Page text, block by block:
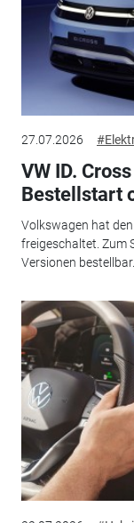
27.07.2026
VW ID.
Bestellstart
Volkswagen hat
freigeschaltet. Zum
Versionen